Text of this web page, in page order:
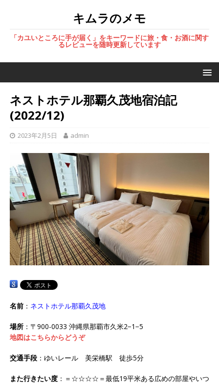
キムラのメモ
「カユいところに手が届く」をキーワードに旅・食・お酒に関す
るレビューを随時更新しています
ネストホテル那覇久茂地宿泊記
(2022/12)
2023年2月5日 admin
名前 ： ネストホテル那覇久茂地
場所 ：〒900-0033 沖縄県那覇市久米2−1−5
地図はこちらからどうぞ
交通手段 ：ゆいレール 美栄橋駅 徒歩5分
また行きたい度 ：＝☆☆☆☆＝最低19平米ある広めの部屋やいつ